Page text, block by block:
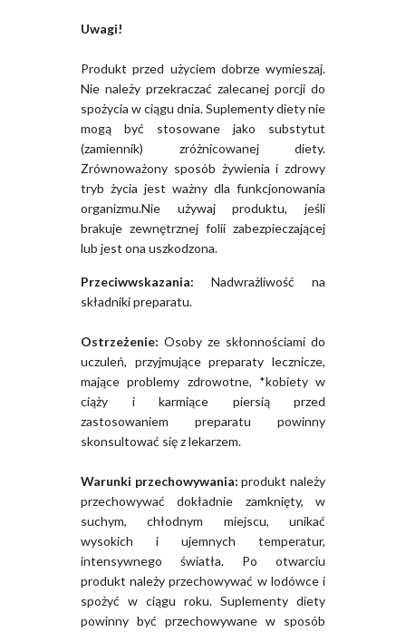
Uwagi!
Produkt przed użyciem dobrze wymieszaj.
Nie należy przekraczać zalecanej porcji do
spożycia w ciągu dnia. Suplementy diety nie
mogą być stosowane jako substytut
(zamiennik) zróżnicowanej diety.
Zrównoważony sposób żywienia i zdrowy
tryb życia jest ważny dla funkcjonowania
organizmu.Nie używaj produktu, jeśli
brakuje zewnętrznej folii zabezpieczającej
lub jest ona uszkodzona.
Przeciwwskazania: Nadwrażliwość na
składniki preparatu.
Ostrzeżenie: Osoby ze skłonnościami do
uczuleń, przyjmujące preparaty lecznicze,
mające problemy zdrowotne, *kobiety w
ciąży i karmiące piersią przed
zastosowaniem preparatu powinny
skonsultować się z lekarzem.
Warunki przechowywania: produkt należy
przechowywać dokładnie zamknięty, w
suchym, chłodnym miejscu, unikać
wysokich i ujemnych temperatur,
intensywnego światła. Po otwarciu
produkt należy przechowywać w lodówce i
spożyć w ciągu roku. Suplementy diety
powinny być przechowywane w sposób